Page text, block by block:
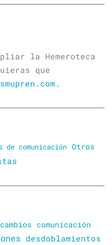
la Hemeroteca
que
.
de comunicación Otros
cambios comunicación
desdoblamientos